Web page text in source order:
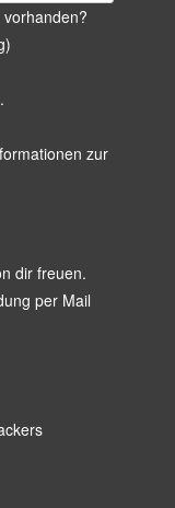
zur
dir freuen.
per Mail